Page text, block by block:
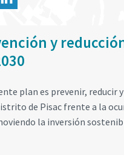
y
plan es prevenir, reducir
de Pisac frente a la
la inversión